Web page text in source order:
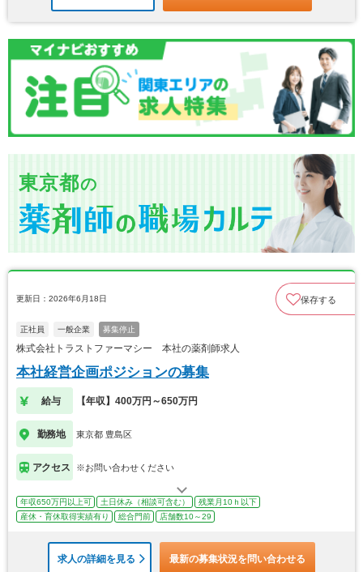
東京都の
更新日：2026年6月18日 保存する
正社員 一般企業 募集停止
株式会社トラストファーマシー 本社の薬剤師求人
本社経営企画ポジションの募集
給与 【年収】400万円～650万円
勤務地 東京都 豊島区
アクセス ※お問い合わせください
年収650万円以上可 土日休み（相談可含む）
残業月10ｈ以下
産休・育休取得実績有り
総合門前 店舗数10～29
求人の詳細を見る 最新の募集状況を問い合わせる